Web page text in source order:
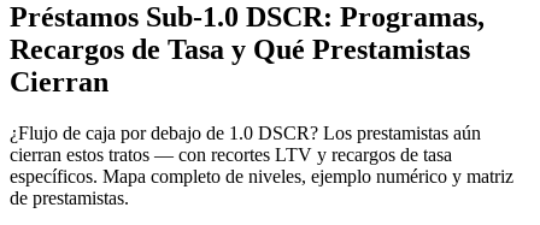
Préstamos Sub-1.0 DSCR: Programas,
Recargos de Tasa y Qué Prestamistas
Cierran
¿Flujo de caja por debajo de 1.0 DSCR? Los prestamistas aún
cierran estos tratos — con recortes LTV y recargos de tasa
específicos. Mapa completo de niveles, ejemplo numérico y matriz
de prestamistas.